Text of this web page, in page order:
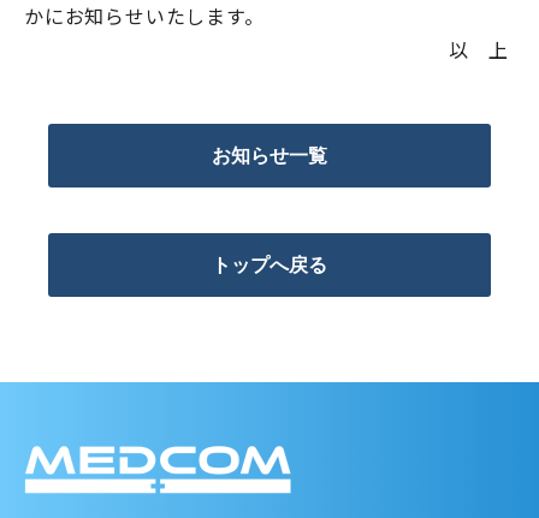
かにお知らせいたします。
以 上
お知らせ一覧
トップへ戻る